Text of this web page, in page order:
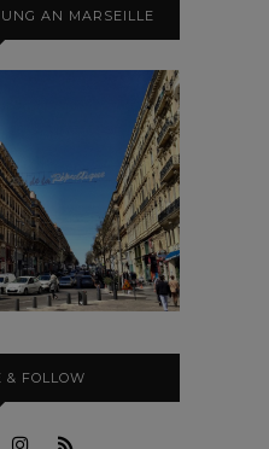
AN MARSEILLE
& FOLLOW